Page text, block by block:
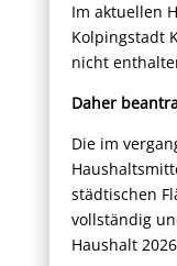
Im aktuellen
Kolpingstadt
nicht
Daher
Die im
städtischen
vollständig
Haushalt